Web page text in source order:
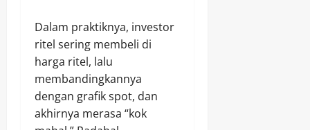
Dalam praktiknya, investor
ritel sering membeli di
harga ritel, lalu
membandingkannya
dengan grafik spot, dan
akhirnya merasa “kok